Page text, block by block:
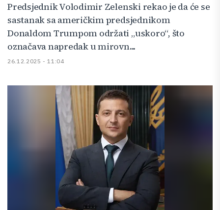
Predsjednik Volodimir Zelenski rekao je da će se
sastanak sa američkim predsjednikom
Donaldom Trumpom održati „uskoro“, što
označava napredak u mirovn...
26.12.2025 - 11:04